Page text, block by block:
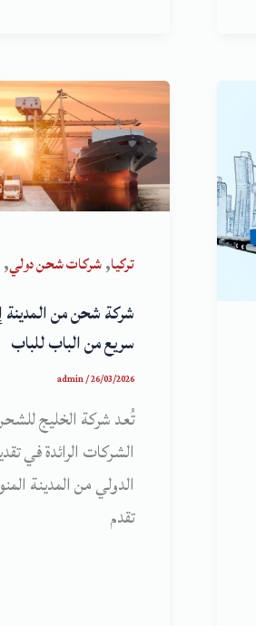
تركيا,شركات شحن دولي,
شركة شحن من المدينة
سريع من الباب للباب
admin/26/03/2026
تُعد شركة الخليج
الشركات الرائدة في
الدولي من المدينة
تقدم